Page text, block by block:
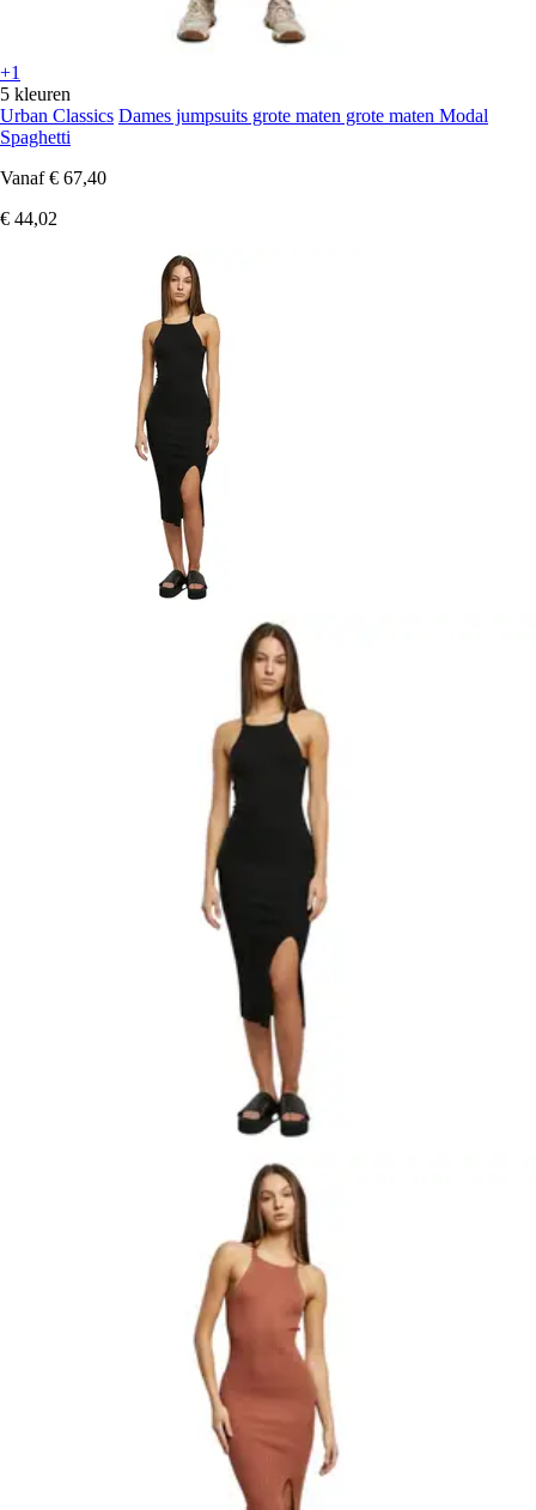
+1
5 kleuren
Urban Classics Dames jumpsuits grote maten grote maten Modal
Spaghetti
Vanaf € 67,40
€ 44,02